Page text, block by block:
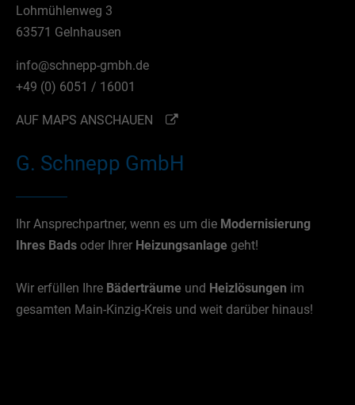
Lohmühlenweg 3
63571 Gelnhausen
info@schnepp-gmbh.de
+49 (0) 6051 / 16001
AUF MAPS ANSCHAUEN
G. Schnepp GmbH
Ihr Ansprechpartner, wenn es um die Modernisierung
Ihres Bads oder Ihrer Heizungsanlage geht!
Wir erfüllen Ihre Bäderträume und Heizlösungen im
gesamten Main-Kinzig-Kreis und weit darüber hinaus!